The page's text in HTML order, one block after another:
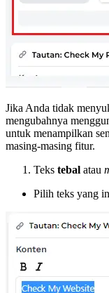
Jika Anda tidak
mengubahnya
untuk menampilkan
masing-masing fitur.
Teks tebal atau
Pilih teks yang